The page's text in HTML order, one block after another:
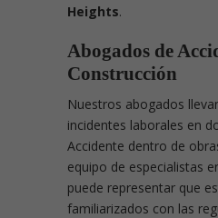
Heights.
Abogados de
Construcción
Nuestros abogados
incidentes laborales en
Accidente dentro de
equipo de especialistas
puede representar que
familiarizados con las